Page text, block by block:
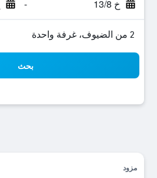
خ 13/8 -
2 من الضيوف، غرفة واحدة
بحث
مزود